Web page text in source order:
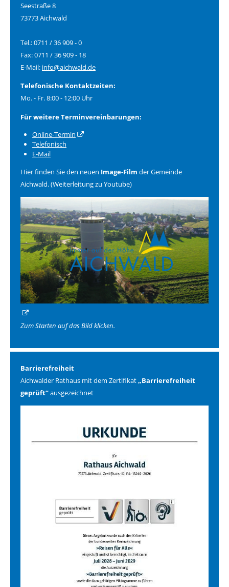
Seestraße 8
73773 Aichwald
Tel.: 0711 / 36 909 - 0
Fax: 0711 / 36 909 - 18
E-Mail: info@aichwald.de
Telefonische Kontaktzeiten:
Mo. - Fr. 8:00 - 12:00 Uhr
Für weitere Terminvereinbarungen:
Online-Termin
Telefonisch
E-Mail
Hier finden Sie den neuen Image-Film der Gemeinde
Aichwald. (Weiterleitung zu Youtube)
Zum Starten auf das Bild klicken.
Barrierefreiheit
Aichwalder Rathaus mit dem Zertifikat„Barrierefreiheit
geprüft“ausgezeichnet